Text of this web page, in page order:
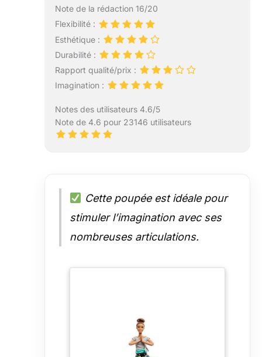
Note de la rédaction 16/20
Flexibilité :
Esthétique :
Durabilité :
Rapport qualité/prix :
Imagination :
Notes des utilisateurs 4.6/5
Note de 4.6 pour 23146 utilisateurs
Cette poupée est idéale pour
stimuler l’imagination avec ses
nombreuses articulations.